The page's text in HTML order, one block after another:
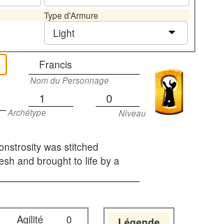
Type d'Armure
Light
Francis
Nom du Personnage
1 0
Archétype
Niveau
was stitched
and brought to life by a
Agilité
0